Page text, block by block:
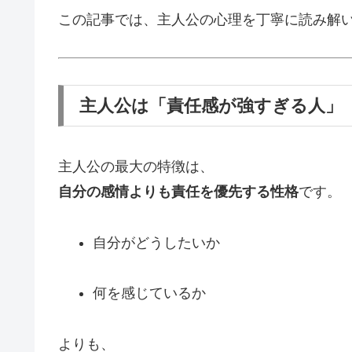
この記事では、主人公の心理を丁寧に読み解
主人公は「責任感が強すぎる人」
主人公の最大の特徴は、
自分の感情よりも責任を優先する性格です。
自分がどうしたいか
何を感じているか
よりも、